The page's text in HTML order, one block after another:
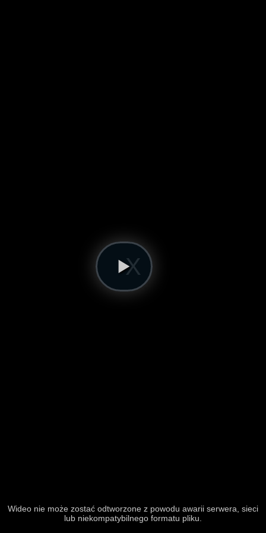
Wideo nie może zostać odtworzone z powodu awarii serwera, sieci
lub niekompatybilnego formatu pliku.